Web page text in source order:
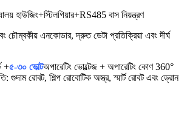
হাউজিং+স্টিলগিয়ার+RS485 বাস নিয়ন্ত্রণ
চৌম্বকীয় এনকোডার, দ্রুত ডেটা প্রতিক্রিয়া এবং দীর্ঘ
+৫-৩০ ভোল্টঅপারেটিং ভোল্টেজ + অপারেটিং কোণ 360°
গুদাম রোবট, শিল্প রোবোটিক অস্ত্র, স্মার্ট রোবট এবং ড্রোন